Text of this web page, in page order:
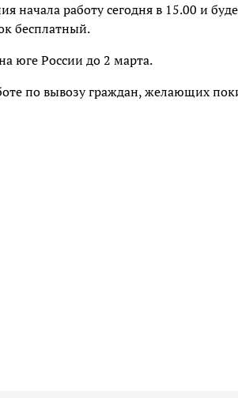
начала работу сегодня в 15.00 и
бесплатный.
юге России до 2 марта.
по вывозу граждан, желающих